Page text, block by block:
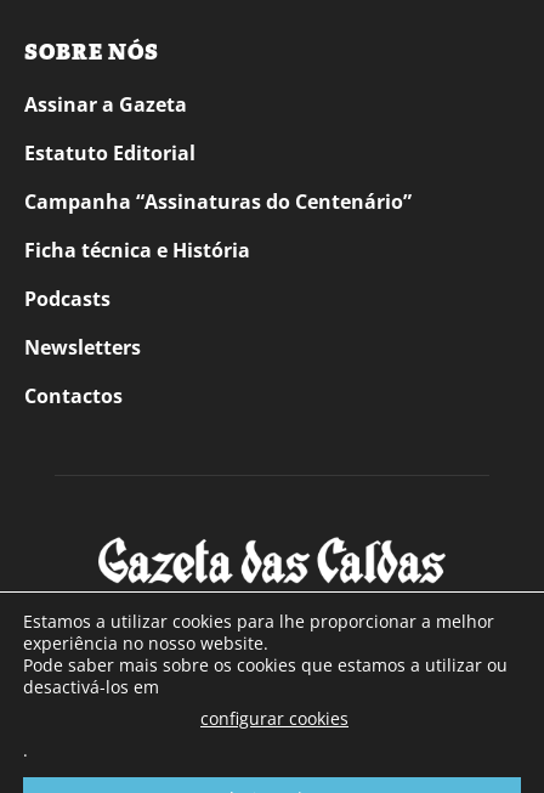
SOBRE NÓS
Assinar a Gazeta
Estatuto Editorial
Campanha “Assinaturas do Centenário”
Ficha técnica e História
Podcasts
Newsletters
Contactos
SOBRE NÓS
Com sede nas Caldas da Rainha e mais de 90 anos de
a sul de distrito de Leiria, com mais de 40.000 leitores por
Estamos a utilizar cookies para lhe proporcionar a melhor
experiência no nosso website.
Pode saber mais sobre os cookies que estamos a utilizar ou
desactivá-los em
configurar cookies
.